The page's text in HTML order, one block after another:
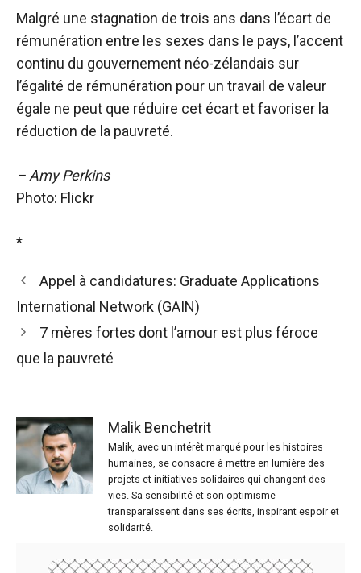
Malgré une stagnation de trois ans dans l’écart de
rémunération entre les sexes dans le pays, l’accent
continu du gouvernement néo-zélandais sur
l’égalité de rémunération pour un travail de valeur
égale ne peut que réduire cet écart et favoriser la
réduction de la pauvreté.
– Amy Perkins
Photo: Flickr
*
Appel à candidatures: Graduate Applications
International Network (GAIN)
7 mères fortes dont l’amour est plus féroce
que la pauvreté
Malik Benchetrit
Malik, avec un intérêt marqué pour les histoires
humaines, se consacre à mettre en lumière des
projets et initiatives solidaires qui changent des
vies. Sa sensibilité et son optimisme
transparaissent dans ses écrits, inspirant espoir et
solidarité.